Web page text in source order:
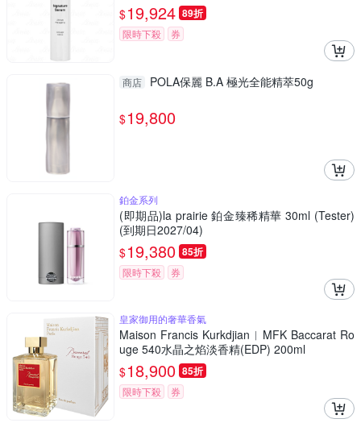
$19,924 89折
限時下殺 券
商店 POLA保麗 B.A 極光全能精萃50g
$19,800
鉑金系列
(即期品)la prairie 鉑金臻稀精華 30ml (Tester)
(到期日2027/04)
$19,380 85折
限時下殺 券
皇家御用的奢華香氣
Maison Francis Kurkdjian︱MFK Baccarat Ro
uge 540水晶之焰淡香精(EDP) 200ml
$18,900 85折
限時下殺 券